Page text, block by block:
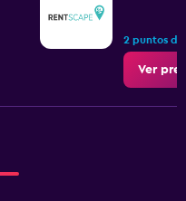
2 puntos
Ver